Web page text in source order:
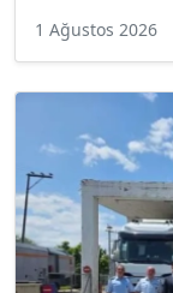
1 Ağustos 2026